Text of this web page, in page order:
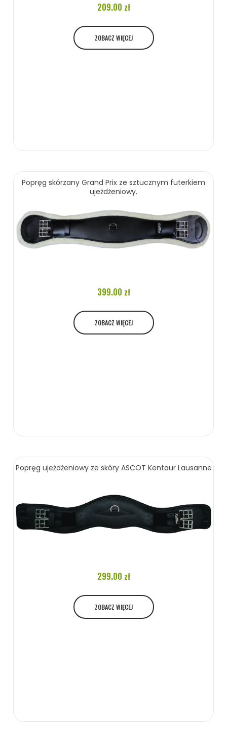
209.00 zł
ZOBACZ WIĘCEJ
Popręg skórzany Grand Prix ze sztucznym futerkiem
ujeżdżeniowy.
399.00 zł
ZOBACZ WIĘCEJ
Popręg ujeżdżeniowy ze skóry ASCOT Kentaur Lausanne
299.00 zł
ZOBACZ WIĘCEJ